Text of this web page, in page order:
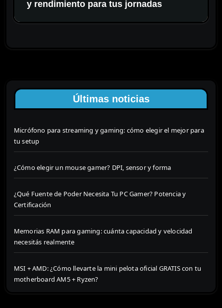
y rendimiento para tus jornadas
Últimas noticias
Micrófono para streaming y gaming: cómo elegir el mejor para
tu setup
¿Cómo elegir un mouse gamer? DPI, sensor y forma
¿Qué Fuente de Poder Necesita Tu PC Gamer? Potencia y
Certificación
Memorias RAM para gaming: cuánta capacidad y velocidad
necesitás realmente
MSI + AMD: ¿Cómo llevarte la mini pelota oficial GRATIS con tu
motherboard AM5 + Ryzen?